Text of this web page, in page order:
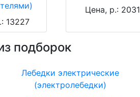
13227
Цена, р.: 2031
подборок
Лебедки электрические
(электролебедки)